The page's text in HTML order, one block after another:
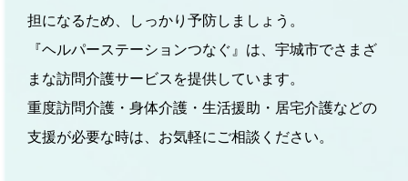
担になるため、しっかり予防しましょう。
『ヘルパーステーションつなぐ』は、宇城市でさまざ
まな訪問介護サービスを提供しています。
重度訪問介護・身体介護・生活援助・居宅介護などの
支援が必要な時は、お気軽にご相談ください。